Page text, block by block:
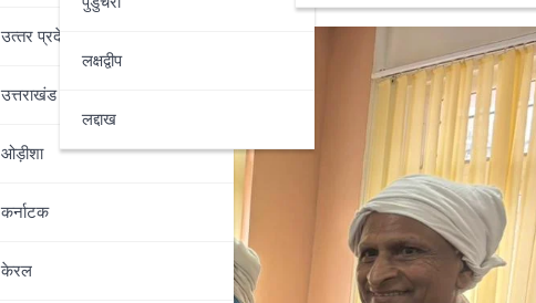
उत्‍तर प्रदेश
उत्तराखंड
ओड़ीशा
कर्नाटक
केरल
लक्षद्वीप
लद्दाख